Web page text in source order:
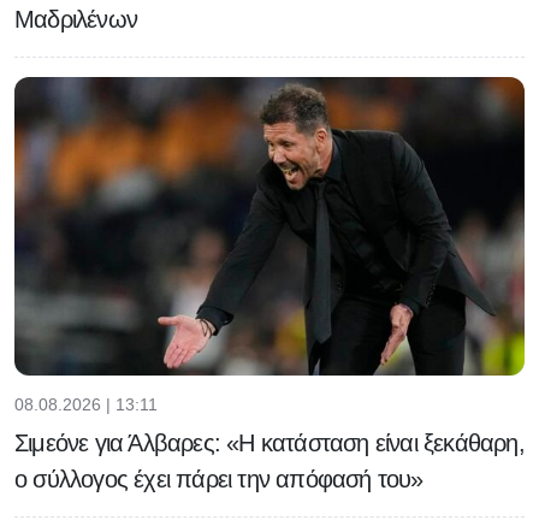
Μαδριλένων
08.08.2026 | 13:11
Σιμεόνε για Άλβαρες: «Η κατάσταση είναι ξεκάθαρη,
ο σύλλογος έχει πάρει την απόφασή του»